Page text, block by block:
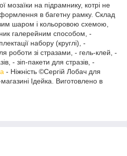
мозаїки на підрамнику, котрі не
в багетну рамку. Склад
шаром і кольоровою схемою,
галерейним способом, -
набору (круглі), -
роботи зі стразами, - гель-клей, -
- зіп-пакети для стразів, -
- Ніжність ©Сергій Лобач для
Ідейка. Виготовлено в